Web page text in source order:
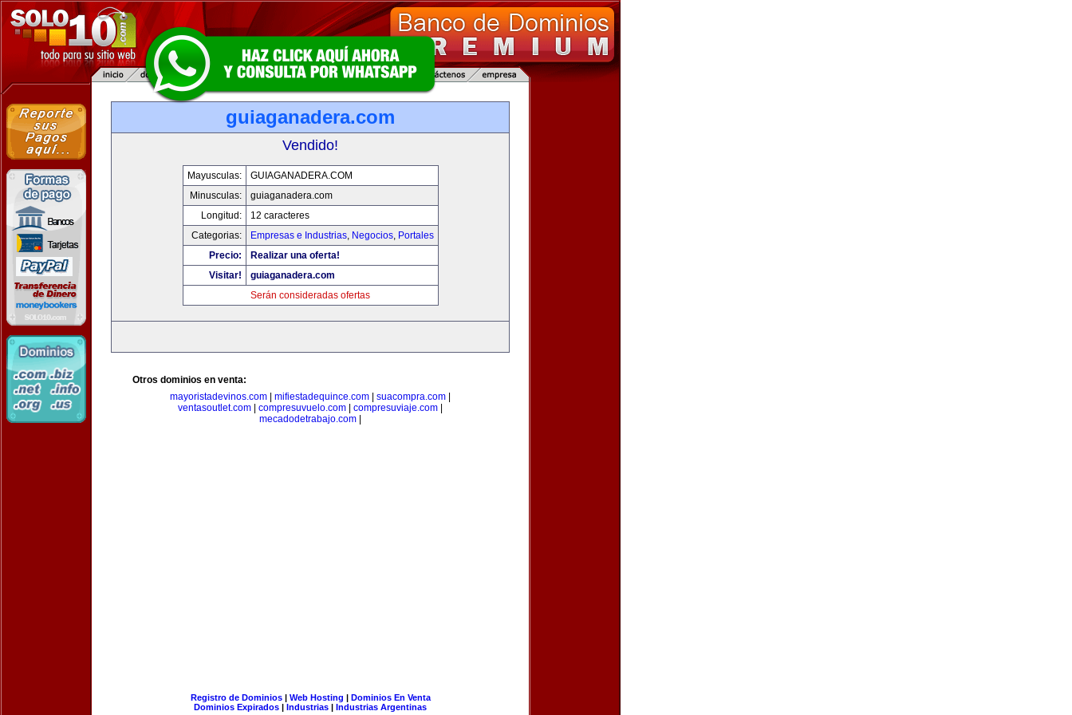
guiaganadera.com
Vendido!
Mayusculas:
GUIAGANADERA.COM
Minusculas:
guiaganadera.com
Longitud:
12 caracteres
Categorias:
Empresas e Industrias, Negocios, Portales
Precio:
Realizar una oferta!
Visitar!
guiaganadera.com
Serán consideradas ofertas
Otros dominios en venta:
mayoristadevinos.com
mifiestadequince.com suacompra.com
ventasoutlet.com
compresuvuelo.com compresuviaje.com
mecadodetrabajo.com
Registro de Dominios| Web Hosting | Dominios En Venta
Dominios Expirados | Industrias | Industrias Argentinas